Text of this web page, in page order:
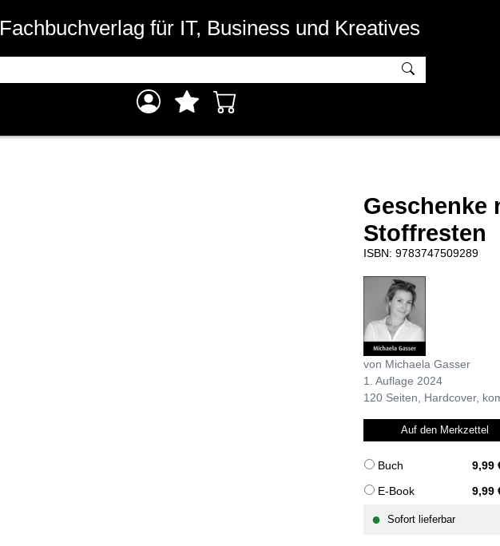
Fachbuchverlag für IT, Business und Kreatives
Geschenke
Stoffresten
ISBN: 9783747509289
von Michaela Gasser
1. Auflage 2024
120 Seiten, Hardcover,
Auf den Merkzettel
Buch 9,99
E-Book
9,99
● Sofort lieferbar